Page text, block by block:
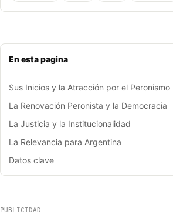
En esta pagina
Sus Inicios y la Atracción por el Peronismo
La Renovación Peronista y la Democracia
La Justicia y la Institucionalidad
La Relevancia para Argentina
Datos clave
PUBLICIDAD